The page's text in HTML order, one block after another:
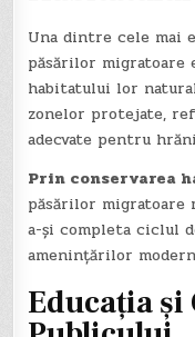
Una dintre cele mai
păsărilor migratoare
habitatului lor
zonelor protejate,
adecvate pentru
Prin conservarea
păsărilor migratoare
a-și completa ciclul
amenințărilor
Educația